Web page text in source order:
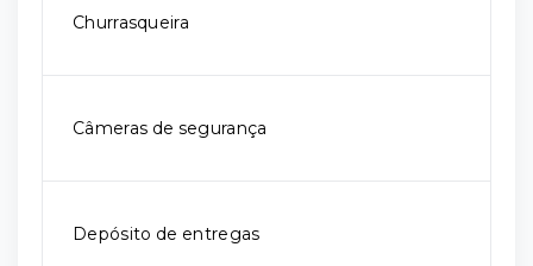
Churrasqueira
Câmeras de segurança
Depósito de entregas